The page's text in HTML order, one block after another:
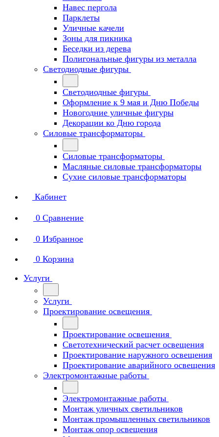
Навес пергола
Парклеты
Уличные качели
Зоны для пикника
Беседки из дерева
Полигональные фигуры из металла
Светодиодные фигуры
Светодиодные фигуры
Оформление к 9 мая и Дню Победы
Новогодние уличные фигуры
Декорации ко Дню города
Силовые трансформаторы
Силовые трансформаторы
Масляные силовые трансформаторы
Сухие силовые трансформаторы
Кабинет
0 Сравнение
0 Избранное
0 Корзина
Услуги
Услуги
Проектирование освещения
Проектирование освещения
Светотехнический расчет освещения
Проектирование наружного освещения
Проектирование аварийного освещения
Электромонтажные работы
Электромонтажные работы
Монтаж уличных светильников
Монтаж промышленных светильников
Монтаж опор освещения